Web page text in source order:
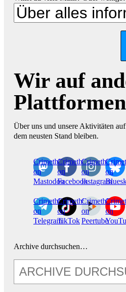
Wir auf
Plattformen
Über uns und unsere Aktivitäten
dem neusten Stand bleiben.
CrimethInc.
on
Mastodon
Crimethinc.
on
Facebook
Crimethinc.
on
Instagram
on
CrimethInc.
on
Telegram
Crimethinc.
on
TikTok
CrimethInc.
on
Peertube
on
Archive durchsuchen…